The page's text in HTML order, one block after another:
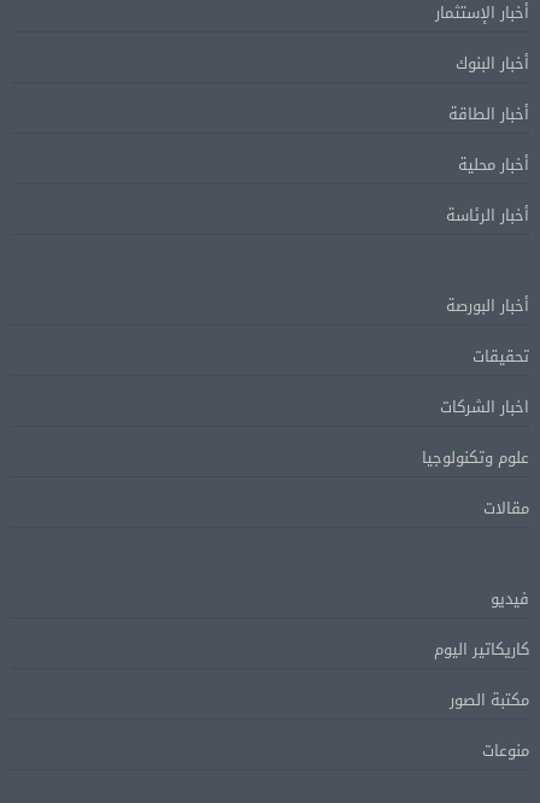
أخبار الإستثمار
أخبار البنوك
أخبار الطاقة
أخبار محلية
أخبار الرئاسة
أخبار البورصة
تحقيقات
اخبار الشركات
علوم وتكنولوجيا
مقالات
فيديو
كاريكاتير اليوم
مكتبة الصور
منوعات